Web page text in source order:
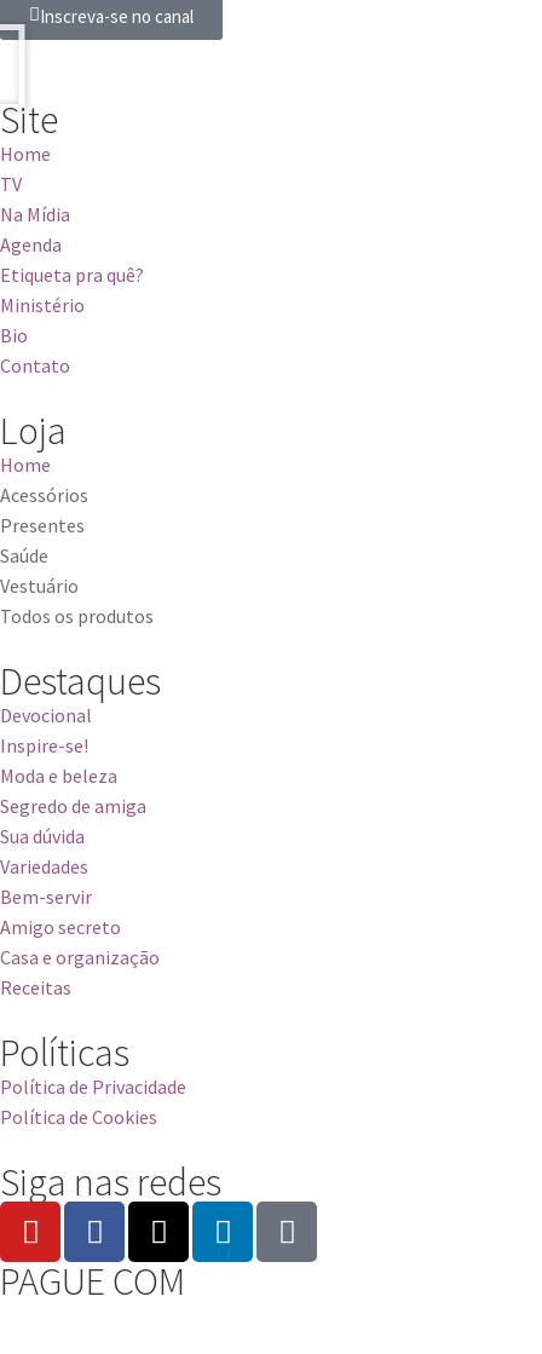
Inscreva-se no canal
Site
Home
TV
Na Mídia
Agenda
Etiqueta pra quê?
Ministério
Bio
Contato
Loja
Home
Acessórios
Presentes
Saúde
Vestuário
Todos os produtos
Destaques
Devocional
Inspire-se!
Moda e beleza
Segredo de amiga
Sua dúvida
Variedades
Bem-servir
Amigo secreto
Casa e organização
Receitas
Políticas
Política de Privacidade
Política de Cookies
Siga nas redes
PAGUE COM